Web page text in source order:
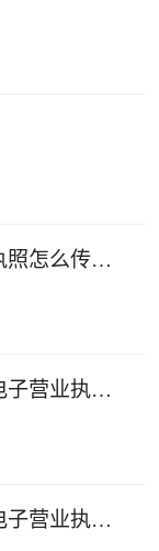
北京企业办理车管业务电子营业执照怎么传？附入口
北京企业办理车管业务怎么上传电子营业执照？
北京企业办理车管业务网上提交电子营业执照操作流程(图解)